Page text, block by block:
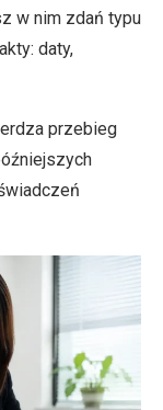
w nim zdań typu
daty,
przebieg